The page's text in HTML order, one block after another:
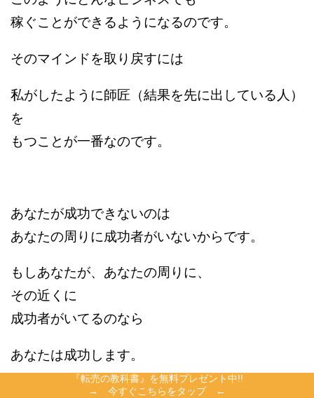
稼ぐことができるようになるのです。
そのマインドを取り戻すには
私がしたように師匠（結果を先に出している人）
を
もつことが一番なのです。
あなたが成功できないのは
あなたの周りに成功者がいないからです。
もしあなたが、あなたの周りに、
その近くに
成功者がいてるのなら
あなたは成功します。
『転売の教科書』を無料プレゼント中!!
→ 今すぐこちらをタップ ←